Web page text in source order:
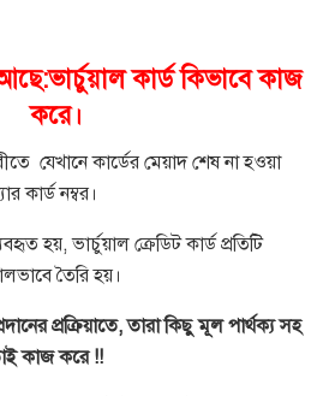
কার্ড কিভাবে কাজ
করে।
যেখানে কার্ডের মেয়াদ শেষ না হওয়া
কার্ড নম্বর।
হয়, ভার্চুয়াল ক্রেডিট কার্ড প্রতিটি
তৈরি হয়।
প্রক্রিয়াতে, তারা কিছু মূল পার্থক্য সহ
কাজ করে !!